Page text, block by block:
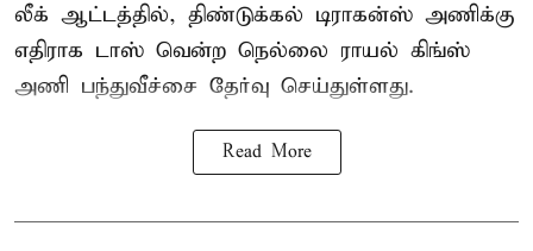
லீக் ஆட்டத்தில், திண்டுக்கல் டிராகன்ஸ் அணிக்கு
எதிராக டாஸ் வென்ற நெல்லை ராயல் கிங்ஸ்
அணி பந்துவீச்சை தேர்வு செய்துள்ளது.
Read More